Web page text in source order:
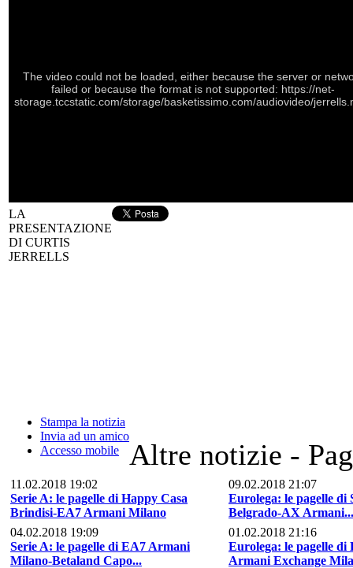
The video could not be loaded, either because the server or
failed or because the format is not supported: https://net-
storage.tccstatic.com/storage/basketissimo.com/audiovideo/
LA
PRESENTAZIONE
DI CURTIS
JERRELLS
Stampa la notizia
Invia ad un amico
Accesso mobile
Altre notizie -
11.02.2018 19:02
Serie A: le pagelle di Happy Casa
Brindisi-EA7 Armani Milano
09.02.2018 21:07
Eurolega: le pagelle di
Belgrado-AX Armani...
04.02.2018 19:09
Serie A: le pagelle di EA7 Armani
Milano-Betaland Capo...
01.02.2018 21:16
Eurolega: le pagelle di
Armani Exchange